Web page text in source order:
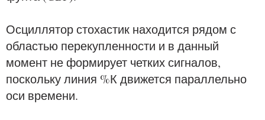
Осциллятор стохастик находится рядом с
областью перекупленности и в данный
момент не формирует четких сигналов,
поскольку линия %К движется параллельно
оси времени.